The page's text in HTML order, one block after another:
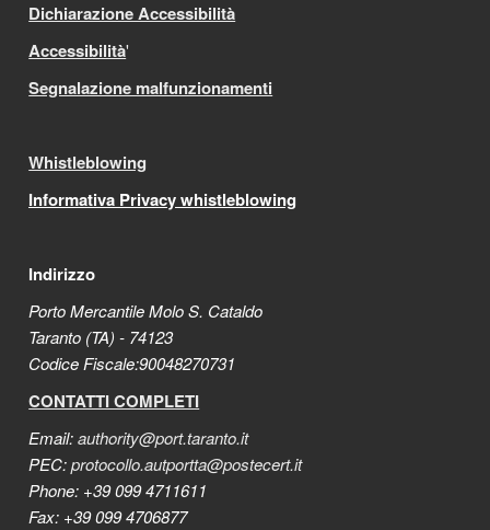
Dichiarazione Accessibilità
Accessibilità'
Segnalazione malfunzionamenti
Whistleblowing
Informativa Privacy whistleblowing
Indirizzo
Porto Mercantile Molo S. Cataldo
Taranto (TA) - 74123
Codice Fiscale:90048270731
CONTATTI COMPLETI
Email:authority@port.taranto.it
PEC:protocollo.autportta@postecert.it
Phone: +39 099 4711611
Fax: +39 099 4706877